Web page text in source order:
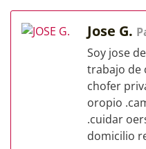
Jose G.
Soy jose
trabajo de
chofer
oropio
.cuidar
domicilio